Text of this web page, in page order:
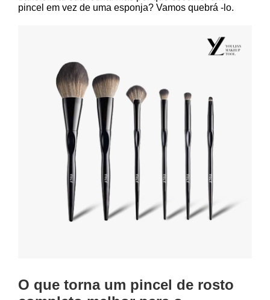
pincel em vez de uma esponja? Vamos quebrá -lo.
O que torna um pincel de rosto